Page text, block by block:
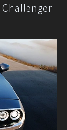
Challenger